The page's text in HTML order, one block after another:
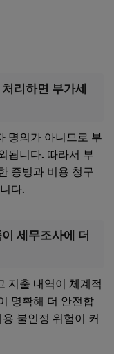
리하면 부가세
명의가 아니므로 부
됩니다. 따라서 부
증빙과 비용 청구
다.
세무조사에 더
지출 내역이 체계적
명확해 더 안전합
불인정 위험이 커